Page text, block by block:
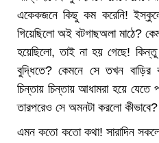
একেকজনে কিছু কম করেনি!
গিয়েছিলো অই বটগাছঅলা মাঠে?
হয়েছিলো, তাই না হয় গেছে!
বুদ্ধিতে? কেমনে সে তখন
চিন্তায় চিন্তায় আধামরা হয়ে যেতে
তারপরেও সে অমনটা করলো কীভাবে?
এমন কতো কতো কথা! সারাদিন